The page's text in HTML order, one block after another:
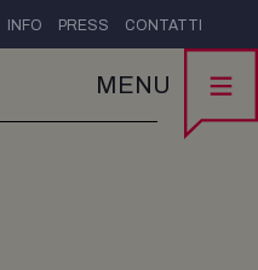
INFO PRESS CONTATTI
MENU